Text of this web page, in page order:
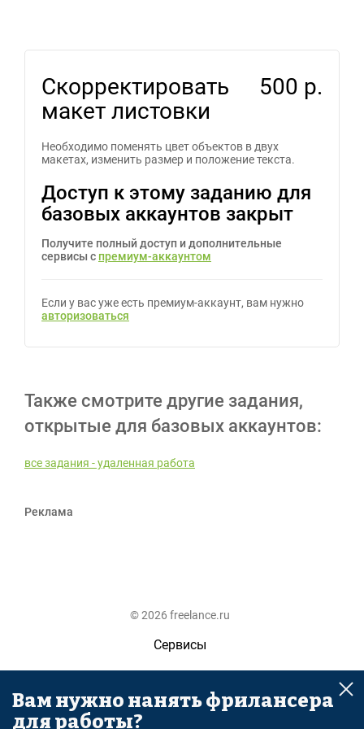
Скорректировать
макет листовки
500 р.
Необходимо поменять цвет объектов в двух
макетах, изменить размер и положение текста.
Доступ к этому заданию для
базовых аккаунтов закрыт
Получите полный доступ и дополнительные
сервисы с премиум-аккаунтом
Если у вас уже есть премиум-аккаунт, вам нужно
авторизоваться
Также смотрите другие задания,
открытые для базовых аккаунтов:
все задания - удаленная работа
Реклама
© 2026 freelance.ru
Сервисы
Помощь
Поиск
Вам нужно нанять фрилансера
для работы?